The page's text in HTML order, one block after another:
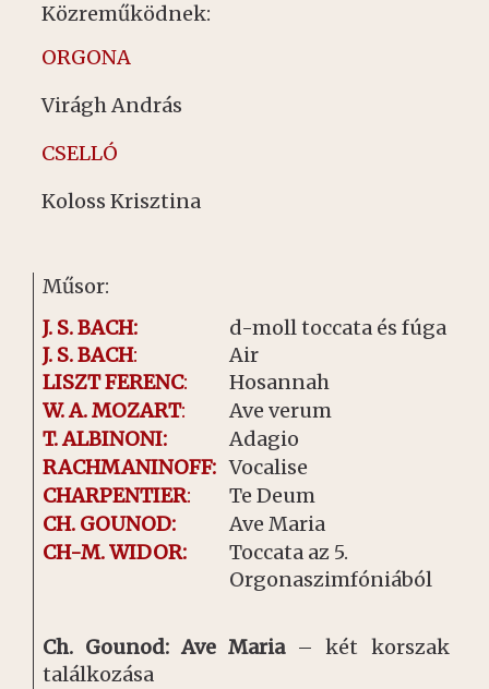
Közreműködnek:
ORGONA
Virágh András
CSELLÓ
Koloss Krisztina
Műsor:
J. S. BACH:
d-moll toccata és fúga
J. S. BACH:
Air
LISZT FERENC:
Hosannah
W. A. MOZART:
Ave verum
T. ALBINONI:
Adagio
RACHMANINOFF: Vocalise
CHARPENTIER:
Te Deum
CH. GOUNOD:
Ave Maria
CH-M. WIDOR:
Toccata az 5.
Orgonaszimfóniából
Ch. Gounod: Ave Maria– két korszak
találkozása